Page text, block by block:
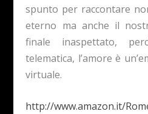
spunto per raccontare
eterno ma anche il
finale inaspettato,
telematica, l’amore è
virtuale.
http://www.amazon.it/